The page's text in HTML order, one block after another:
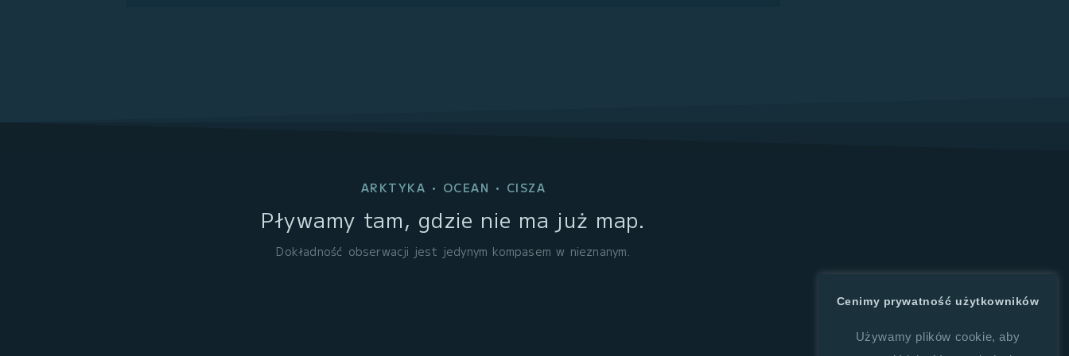
ARKTYKA • OCEAN • CISZA
Pływamy tam, gdzie nie ma już map.
Dokładność obserwacji jest jedynym kompasem w nieznanym.
Cenimy prywatność użytkowników
Używamy plików cookie, aby